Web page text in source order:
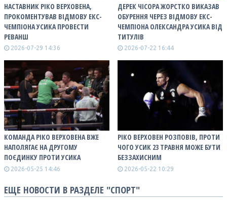
НАСТАВНИК РІКО ВЕРХОВЕНА,
ПРОКОМЕНТУВАВ ВІДМОВУ ЕКС-
ЧЕМПІОНА УСИКА ПРОВЕСТИ
РЕВАНШ
2026-07-29 14:36
ДЕРЕК ЧІСОРА ЖОРСТКО ВИКАЗАВ
ОБУРЕННЯ ЧЕРЕЗ ВІДМОВУ ЕКС-
ЧЕМПІОНА ОЛЕКСАНДРА УСИКА ВІД
ТИТУЛІВ
2026-07-22 16:44
КОМАНДА РІКО ВЕРХОВЕНА ВЖЕ
НАПОЛЯГАЄ НА ДРУГОМУ
ПОЄДИНКУ ПРОТИ УСИКА
2026-05-25 14:46
РІКО ВЕРХОВЕН РОЗПОВІВ, ПРОТИ
ЧОГО УСИК 23 ТРАВНЯ МОЖЕ БУТИ
БЕЗЗАХИСНИМ
2026-05-22 10:29
ЕЩЕ НОВОСТИ В РАЗДЕЛЕ "СПОРТ"